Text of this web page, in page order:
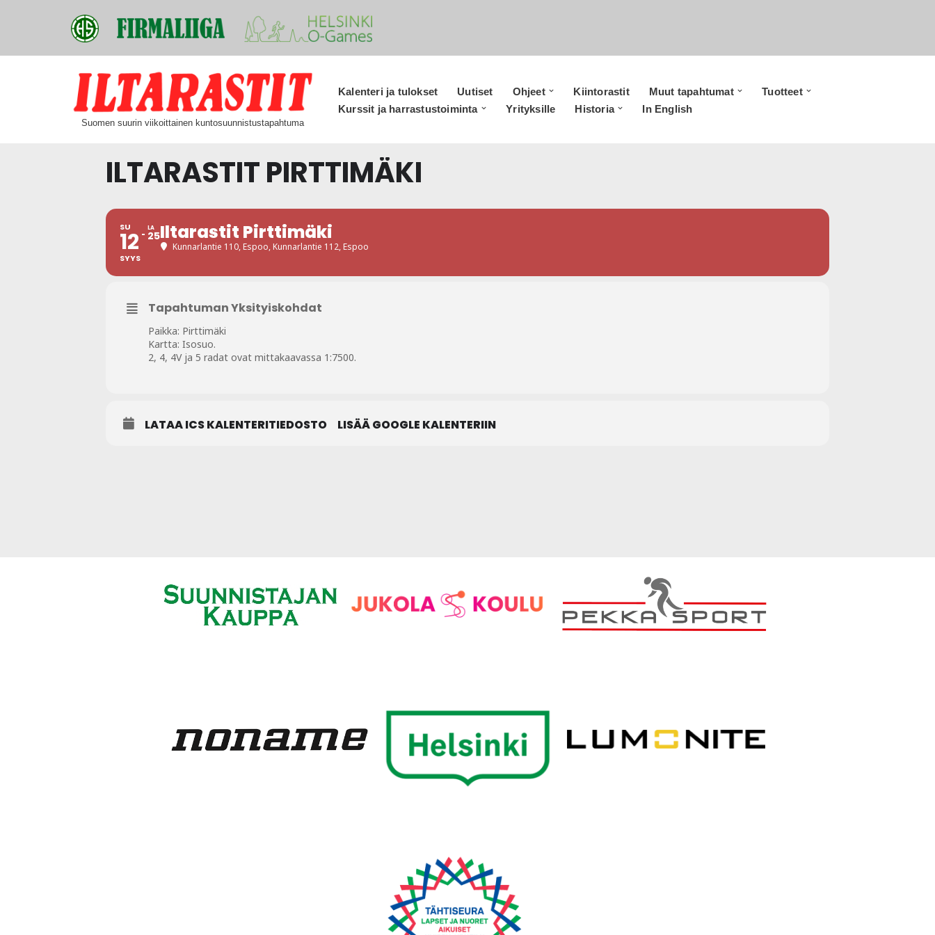
Suomen suurin viikoittainen kuntosuunnistustapahtuma
Kalenteri ja tulokset Uutiset Ohjeet Kiintorastit Muut tapahtumat
Tuotteet
Kurssit ja harrastustoiminta
Yrityksille Historia In English
ILTARASTIT PIRTTIMÄKI
SU
12
SYYS
LA
25Iltarastit Pirttimäki
Kunnarlantie 110, Espoo, Kunnarlantie 112, Espoo
Tapahtuman Yksityiskohdat
Paikka: Pirttimäki
Kartta: Isosuo.
2, 4, 4V ja 5 radat ovat mittakaavassa 1:7500.
LATAA ICS KALENTERITIEDOSTO LISÄÄ GOOGLE KALENTERIIN